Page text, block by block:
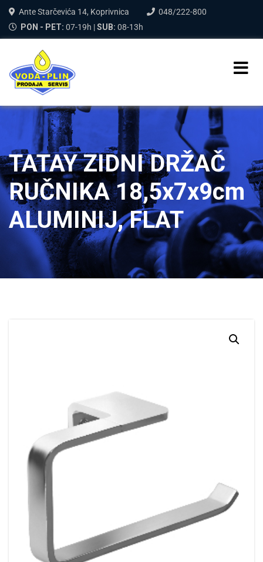
Ante Starčevića 14, Koprivnica
048/222-800
PON - PET: 07-19h |SUB: 08-13h
TATAY ZIDNI DRŽAČ
RUČNIKA 18,5x7x9cm
ALUMINIJ, FLAT